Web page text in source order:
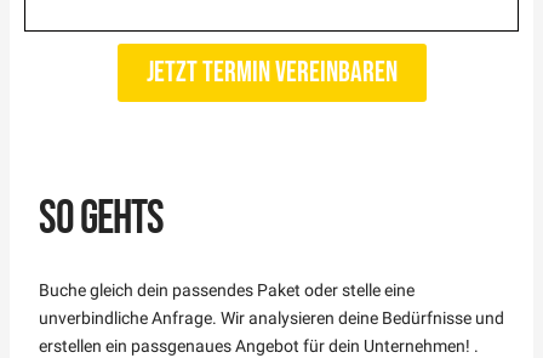
Jetzt Termin vereinbaren
SO GEHTS
Buche gleich dein passendes Paket oder stelle eine
unverbindliche Anfrage. Wir analysieren deine Bedürfnisse und
erstellen ein passgenaues Angebot für dein Unternehmen! .